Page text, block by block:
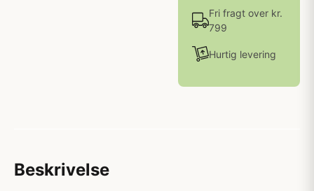
Fri fragt over kr.
799
Hurtig levering
Beskrivelse